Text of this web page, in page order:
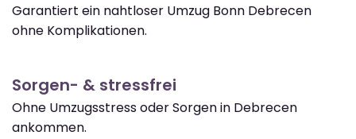
Garantiert ein nahtloser Umzug Bonn Debrecen
ohne Komplikationen.
Sorgen- & stressfrei
Ohne Umzugsstress oder Sorgen in Debrecen
ankommen.